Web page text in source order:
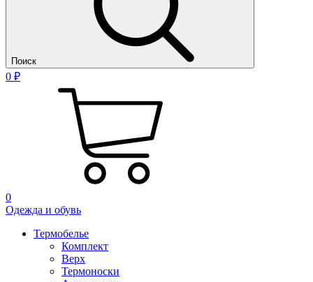
Поиск
0 ₽
0
Одежда и обувь
Термобелье
Комплект
Верх
Термоноски